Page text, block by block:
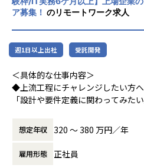
・トラブル時は当日中に対応
└問題発生時は営業とアドバイザ
整。
・勉強会・交流会を年2回実施
└他案件の社員ともつながれる場
発です。
会社の定める範囲
また、経験値に応じて先輩がフォ
▼年齢構成
平均年齢32.5歳
▼定着率
95％（2024年8月時点／1年以内）
＜その他プロジェクト事例＞
・オンラインヨガプラットフォー
ア募集！ のリモートワーク求人
週1日以上出社 受託開発
＜具体的な仕事内容＞
◆上流工程にチャレンジしたい方へ
「設計や要件定義に関わってみた
そんな方には700社以上の中から
ご紹介しています。
たとえば、ヨガ配信アプリやECサ
設計など、上流フェーズから関わ
想定年収 320 〜 380 万円／年
雇用形態 正社員